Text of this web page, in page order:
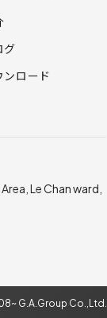
グ
ロード
Le Chan ward,
G.A.Group Co.,Ltd.